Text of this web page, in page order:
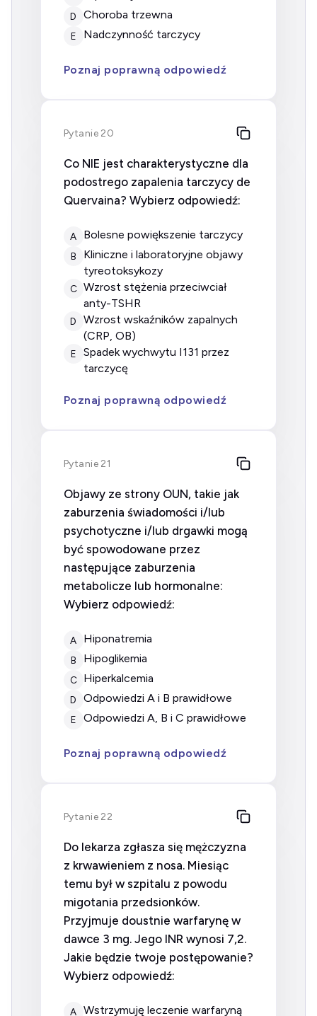
D choroba trzewna
E nadczynność tarczycy
Poznaj poprawną odpowiedź
Pytanie 20
Co NIE jest charakterystyczne dla
podostrego zapalenia tarczycy de
Quervaina? Wybierz odpowiedź:
A bolesne powiększenie tarczycy
B
kliniczne i laboratoryjne objawy
tyreotoksykozy
C wzrost stężenia przeciwciał
anty-TSHR
D
wzrost wskaźników zapalnych
(CRP, OB)
E
spadek wychwytu I131 przez
tarczycę
Poznaj poprawną odpowiedź
Pytanie 21
Objawy ze strony OUN, takie jak
zaburzenia świadomości i/lub
psychotyczne i/lub drgawki mogą
być spowodowane przez
następujące zaburzenia
metabolicze lub hormonalne:
Wybierz odpowiedź:
A hiponatremia
B hipoglikemia
C hiperkalcemia
D odpowiedzi A i B prawidłowe
E odpowiedzi A, B i C prawidłowe
Poznaj poprawną odpowiedź
Pytanie 22
Do lekarza zgłasza się mężczyzna
z krwawieniem z nosa. Miesiąc
temu był w szpitalu z powodu
migotania przedsionków.
Przyjmuje doustnie warfarynę w
dawce 3 mg. Jego INR wynosi 7,2.
Jakie będzie twoje postępowanie?
Wybierz odpowiedź:
A wstrzymuję leczenie warfaryną